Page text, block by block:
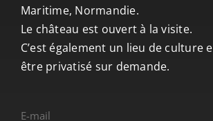
Maritime, Normandie.
Le château est ouvert à la visite.
C’est également un lieu de culture
être privatisé sur demande.
E-mail